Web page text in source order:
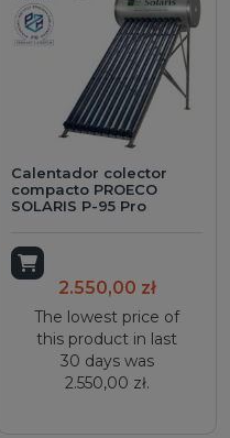
Calentador colector
compacto PROECO
SOLARIS P-95 Pro
Add to cart
2.550,00 zł
The lowest price of
this product in last
30 days was
2.550,00 zł.